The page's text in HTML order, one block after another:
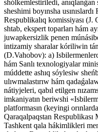
shólkemlestiriledi, anıqlanǵan
sheshimi boyınsha
Respublikalıq komissiyası
shtab, ekspert toparları hám
juwapkersizlik penen
intizamiy sharalar kóriliwin
(D.Vahobov): a)
hám Sanlı texnologiyalar
múddette ashıq sóylesiw
ulıwmalastırıw hám
nátiyjeleri, qabıl etilgen
imkaniyatın beriwshi
platformasın (keyingi
Qaraqalpaqstan
Tashkent qala hákimlikleri